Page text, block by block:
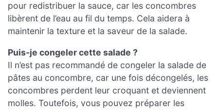
pour redistribuer la sauce, car les concombres
libèrent de l’eau au fil du temps. Cela aidera à
maintenir la texture et la saveur de la salade.
Puis-je congeler cette salade ?
Il n’est pas recommandé de congeler la salade de
pâtes au concombre, car une fois décongelés, les
concombres perdent leur croquant et deviennent
molles. Toutefois, vous pouvez préparer les